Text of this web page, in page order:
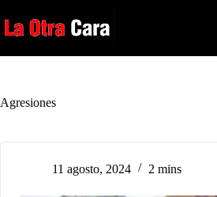
al
contenido
Agresiones
11 agosto, 2024 2 mins